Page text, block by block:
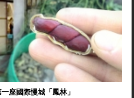
座國際慢城「鳳林」